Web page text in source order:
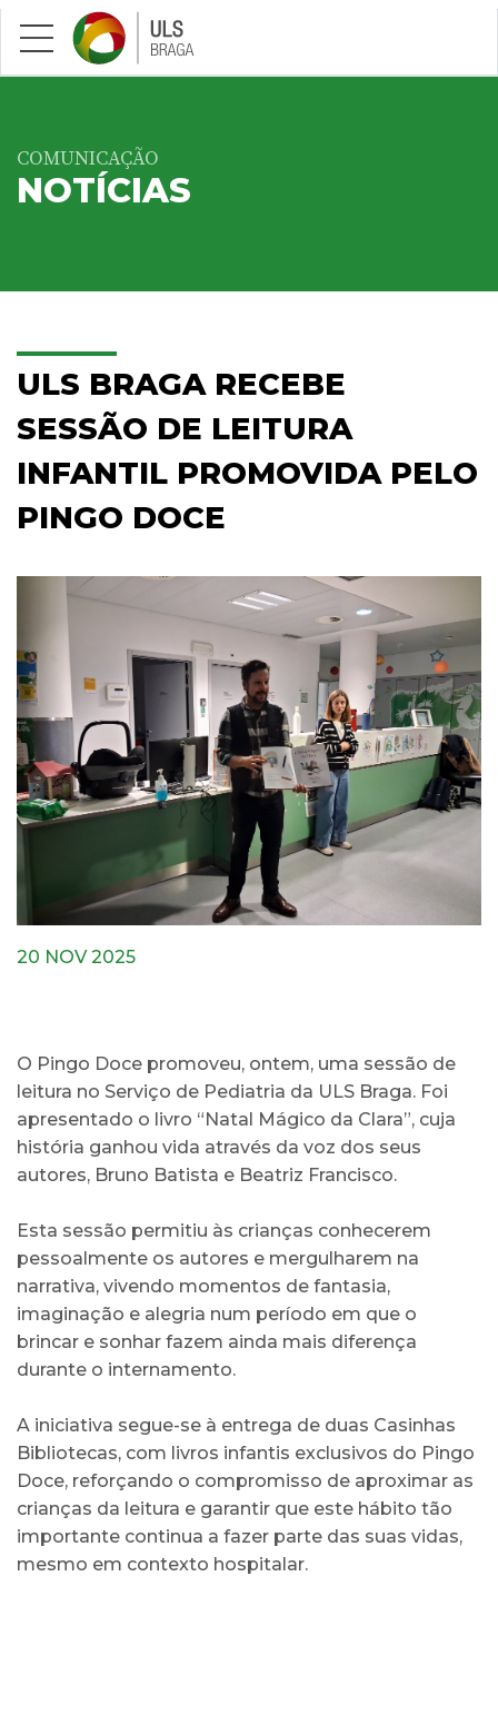
Saltar para conteúdo principal
COMUNICAÇÃO
NOTÍCIAS
ULS BRAGA RECEBE
SESSÃO DE LEITURA
INFANTIL PROMOVIDA PELO
PINGO DOCE
20 NOV 2025
O Pingo Doce promoveu, ontem, uma sessão de
leitura no Serviço de Pediatria da ULS Braga. Foi
apresentado o livro “Natal Mágico da Clara”, cuja
história ganhou vida através da voz dos seus
autores, Bruno Batista e Beatriz Francisco.
Esta sessão permitiu às crianças conhecerem
pessoalmente os autores e mergulharem na
narrativa, vivendo momentos de fantasia,
imaginação e alegria num período em que o
brincar e sonhar fazem ainda mais diferença
durante o internamento.
A iniciativa segue-se à entrega de duas Casinhas
Bibliotecas, com livros infantis exclusivos do Pingo
Doce, reforçando o compromisso de aproximar as
crianças da leitura e garantir que este hábito tão
importante continua a fazer parte das suas vidas,
mesmo em contexto hospitalar.